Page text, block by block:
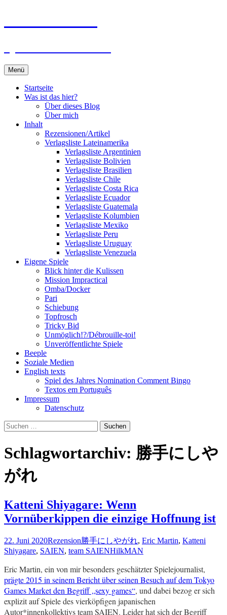
Menü
Startseite
Was ist das hier?
Über dieses Blog
Über mich
Inhalt
Rezensionen/Artikel
Verlagsliste Lateinamerika
Verlagsliste Argentinien
Verlagsliste Bolivien
Verlagsliste Brasilien
Verlagsliste Chile
Verlagsliste Costa Rica
Verlagsliste Ecuador
Verlagsliste Guatemala
Verlagsliste Kolumbien
Verlagsliste Mexiko
Verlagsliste Peru
Verlagsliste Uruguay
Verlagsliste Venezuela
Eigene Spiele
Blick hinter die Kulissen
Mission Impractical
Omba/Docker
Pari
Schiebung
Topfrosch
Tricky Bid
Unmöglich!?/Débrouille-toi!
Unveröffentlichte Spiele
Beeple
Soziale Medien
English texts
Spiel des Jahres Nomination Comment Bingo
Textos em Português
Impressum
Datenschutz
Suchen
nach:
Schlagwortarchiv: 勝手にしや
がれ
Katteni Shiyagare: Wenn
Vornüberkippen die einzige Hoffnung ist
22. Juni 2020Rezension勝手にしやがれ, Eric Martin, Katteni
Shiyagare, SAIEN, team SAIENHilkMAN
Eric Martin, ein von mir besonders geschätzter Spielejournalist,
prägte 2015 in seinem Bericht über seinen Besuch auf dem Tokyo
Games Market den Begriff „sexy games“, und dabei bezog er sich
explizit auf Spiele des vierköpfigen japanischen
Autor*innenkollektivs team SAIEN. Leider hat sich der Begriff